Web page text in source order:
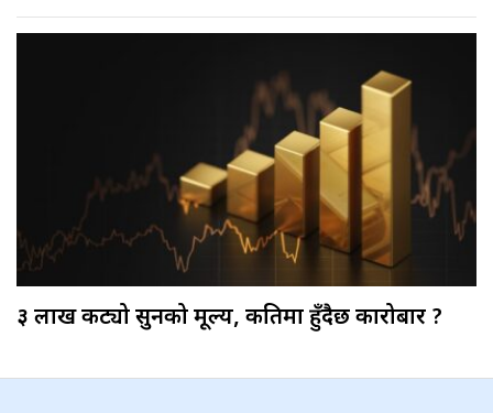
३ लाख कट्यो सुनको मूल्य, कतिमा हुँदैछ कारोबार ?